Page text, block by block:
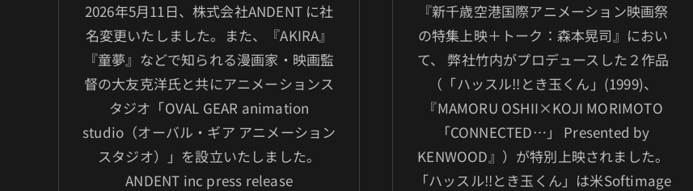
2026年5月11日、株式会社ANDENT に社
名変更いたしました。また、『AKIRA』
『童夢』などで知られる漫画家・映画監
督の大友克洋氏と共にアニメーションス
タジオ「OVAL GEAR animation
studio（オーバル・ギア アニメーション
スタジオ）」を設立いたしました。
ANDENT inc press release
『新千歳空港国際アニメーション映画祭
の特集上映＋トーク：森本晃司』におい
て、 弊社竹内がプロデュースした２作品
（「ハッスル‼とき玉くん」(1999)、
『MAMORU OSHII×KOJI MORIMOTO
「CONNECTED…」 Presented by
KENWOOD』）が特別上映されました。
「ハッスル‼とき玉くん」は米Softimage